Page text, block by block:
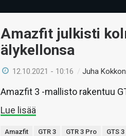
Amazfit julkisti
älykellonsa
12.10.2021 - 10:16 /Juha
Amazfit 3 -mallisto rakentuu
Lue lisää
Amazfit GTR 3 GTR 3 Pro GTS 3